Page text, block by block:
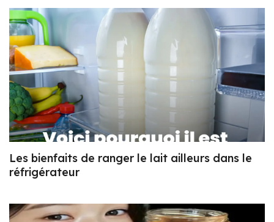
Les bienfaits de ranger le lait ailleurs dans le
réfrigérateur